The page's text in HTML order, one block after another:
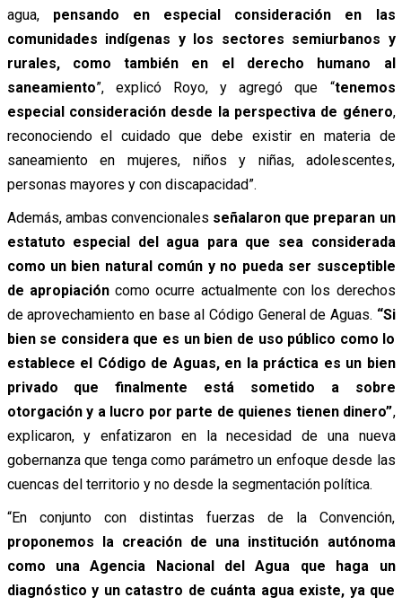
agua, pensando en especial consideración en las
comunidades indígenas y los sectores semiurbanos y
rurales, como también en el derecho humano al
saneamiento”, explicó Royo, y agregó que “tenemos
especial consideración desde la perspectiva de género,
reconociendo el cuidado que debe existir en materia de
saneamiento en mujeres, niños y niñas, adolescentes,
personas mayores y con discapacidad”.
Además, ambas convencionales señalaron que preparan un
estatuto especial del agua para que sea considerada
como un bien natural común y no pueda ser susceptible
de apropiacióncomo ocurre actualmente con los derechos
de aprovechamiento en base al Código General de Aguas. “Si
bien se considera que es un bien de uso público como lo
establece el Código de Aguas, en la práctica es un bien
privado que finalmente está sometido a sobre
otorgación y a lucro por parte de quienes tienen dinero”,
explicaron, y enfatizaron en la necesidad de una nueva
gobernanza que tenga como parámetro un enfoque desde las
cuencas del territorio y no desde la segmentación política.
“En conjunto con distintas fuerzas de la Convención,
proponemos la creación de una institución autónoma
como una Agencia Nacional del Agua que haga un
diagnóstico y un catastro de cuánta agua existe, ya que